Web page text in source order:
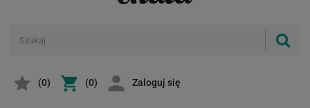
(0) (0) Zaloguj się